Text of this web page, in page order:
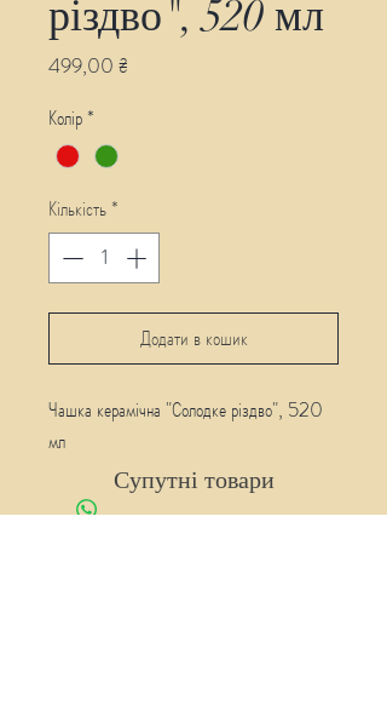
різдво", 520 мл
499,00 ₴
Колір*
Кількість *
Додати в кошик
Чашка керамічна "Солодке різдво", 520
мл
Супутні товари